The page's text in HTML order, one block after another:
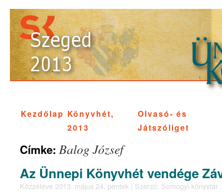
Kezdőlap Könyvhét,
2013
Olvasó- és
Játszóliget
Címke: Balog József
Az Ünnepi Könyvhét vendége
Közzétéve 2013. május 24. péntek | Szerző: Somogyi-könyvtár